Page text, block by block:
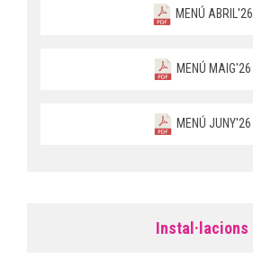
MENÚ ABRIL'26
MENÚ MAIG'26
MENÚ JUNY'26
Instal·lacions